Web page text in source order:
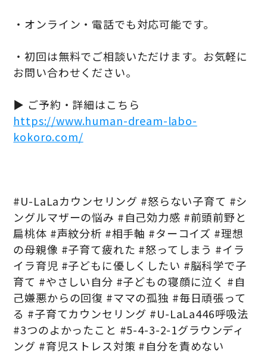
・オンライン・電話でも対応可能です。
・初回は無料でご相談いただけます。お気軽に
お問い合わせください。
▶ ご予約・詳細はこちら
https://www.human-dream-labo-
kokoro.com/
#U-LaLaカウンセリング #怒らない子育て #シ
ングルマザーの悩み #自己効力感 #前頭前野と
扁桃体 #声紋分析 #相手軸 #ターコイズ #理想
の母親像 #子育て疲れた #怒ってしまう #イラ
イラ育児 #子どもに優しくしたい #脳科学で子
育て #やさしい自分 #子どもの寝顔に泣く #自
己嫌悪からの回復 #ママの孤独 #毎日頑張って
る #子育てカウンセリング #U-LaLa446呼吸法
#3つのよかったこと #5-4-3-2-1グラウンディ
ング #育児ストレス対策 #自分を責めない